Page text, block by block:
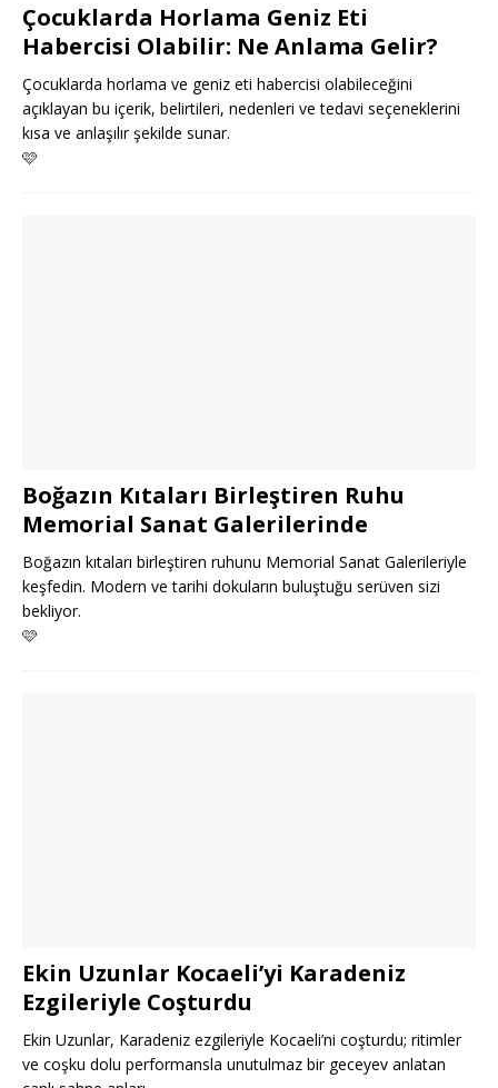
Çocuklarda Horlama Geniz Eti
Habercisi Olabilir: Ne Anlama Gelir?
Çocuklarda horlama ve geniz eti habercisi olabileceğini
açıklayan bu içerik, belirtileri, nedenleri ve tedavi seçeneklerini
kısa ve anlaşılır şekilde sunar.
🩷
Boğazın Kıtaları Birleştiren Ruhu
Memorial Sanat Galerilerinde
Boğazın kıtaları birleştiren ruhunu Memorial Sanat Galerileriyle
keşfedin. Modern ve tarihi dokuların buluştuğu serüven sizi
bekliyor.
🩷
Ekin Uzunlar Kocaeli’yi Karadeniz
Ezgileriyle Coşturdu
Ekin Uzunlar, Karadeniz ezgileriyle Kocaeli’ni coşturdu; ritimler
ve coşku dolu performansla unutulmaz bir geceyev anlatan